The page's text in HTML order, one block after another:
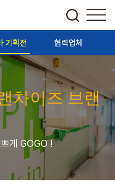
기획전 협력업체
차이즈 브랜
게 GOGO !